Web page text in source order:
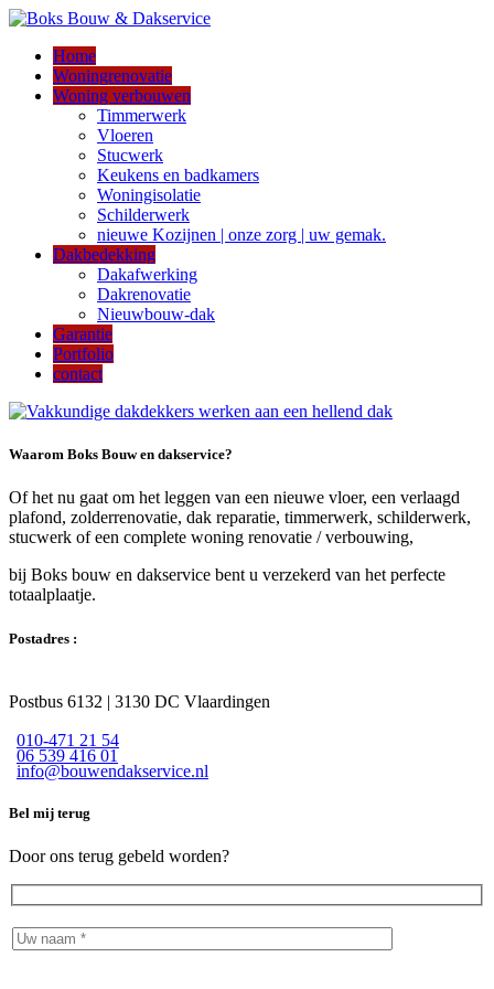
Home
Woningrenovatie
Woning verbouwen
Timmerwerk
Vloeren
Stucwerk
Keukens en badkamers
Woningisolatie
Schilderwerk
nieuwe Kozijnen | onze zorg | uw gemak.
Dakbedekking
Dakafwerking
Dakrenovatie
Nieuwbouw-dak
Garantie
Portfolio
contact
Waarom Boks Bouw en dakservice?
Of het nu gaat om het leggen van een nieuwe vloer, een verlaagd
plafond, zolderrenovatie, dak reparatie, timmerwerk, schilderwerk,
stucwerk of een complete woning renovatie / verbouwing,
bij Boks bouw en dakservice bent u verzekerd van het perfecte
totaalplaatje.
Postadres :
Postbus 6132 | 3130 DC Vlaardingen
010-471 21 54
06 539 416 01
info@bouwendakservice.nl
Bel mij terug
Door ons terug gebeld worden?